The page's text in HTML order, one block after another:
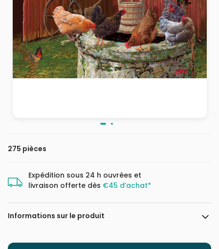
275 pièces
Expédition sous 24 h ouvrées et
livraison offerte dès €45 d’achat*
Informations sur le produit
Marque Cobble Hill